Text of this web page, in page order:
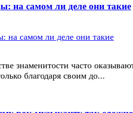
на самом ли деле они такие
знаменитости часто
благодаря своим до...